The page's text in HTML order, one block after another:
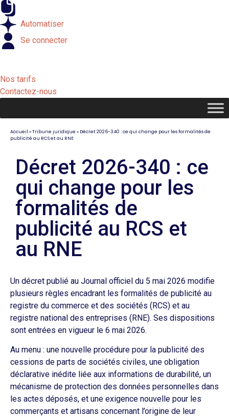
Automatiser
Se connecter
Nos tarifs
Contactez-nous
Accueil »Tribune juridique » Décret 2026-340 : ce qui change pour les formalités de
publicité au RCS et au RNE
Décret 2026-340 : ce
qui change pour les
formalités de
publicité au RCS et
au RNE
Un décret publié au Journal officiel du 5 mai 2026 modifie
plusieurs règles encadrant les formalités de publicité au
registre du commerce et des sociétés (RCS) et au
registre national des entreprises (RNE). Ses dispositions
sont entrées en vigueur le 6 mai 2026.
Au menu : une nouvelle procédure pour la publicité des
cessions de parts de sociétés civiles, une obligation
déclarative inédite liée aux informations de durabilité, un
mécanisme de protection des données personnelles dans
les actes déposés, et une exigence nouvelle pour les
commerçants et artisans concernant l’origine de leur